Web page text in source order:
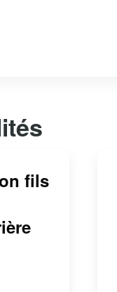
fils